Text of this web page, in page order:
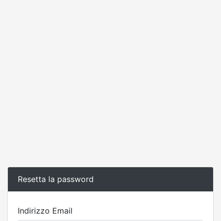
Resetta la password
Indirizzo Email